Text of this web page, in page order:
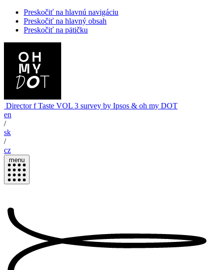
Preskočiť na hlavnú navigáciu
Preskočiť na hlavný obsah
Preskočiť na pätičku
Directorf Taste VOL 3 survey by Ipsos & oh my DOT
en
/
sk
/
cz
menu